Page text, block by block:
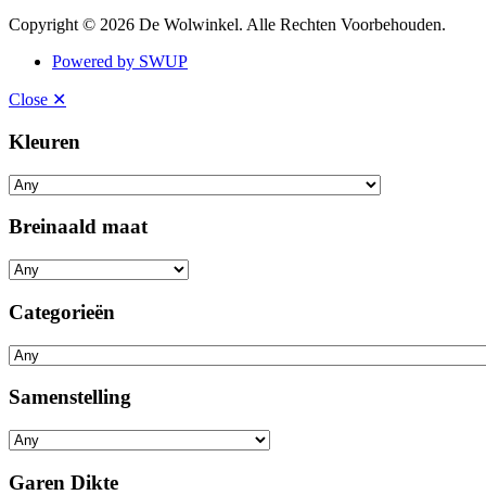
Copyright © 2026 De Wolwinkel. Alle Rechten Voorbehouden.
Powered by SWUP
Close ✕
Kleuren
Breinaald maat
Categorieën
Samenstelling
Garen Dikte